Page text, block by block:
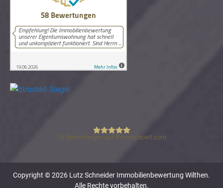
Lutz Schneider Immobilienbewertung
58 Bewertungen auf ProvenExpert.com
Copyright © 2026 Lutz Schneider Immobilienbewertung Wilthen.
Alle Rechte vorbehalten.